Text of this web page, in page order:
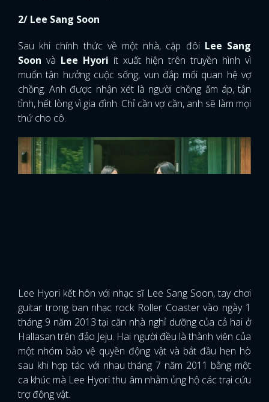
2/ Lee Sang Soon
Sau khi chính thức về một nhà, cặp đôi Lee Sang
Soon và Lee Hyori ít xuất hiện trên truyền hình vì
muốn tận hưởng cuộc sống, vun đắp mối quan hệ vợ
chồng. Anh được nhận xét là người chồng ấm áp, tận
tình, hết lòng vì gia đình. Chỉ cần vợ cần, anh sẽ làm mọi
thứ cho cô.
Lee Hyori kết hôn với nhạc sĩ Lee Sang Soon, tay chơi
guitar trong ban nhạc rock Roller Coaster vào ngày 1
tháng 9 năm 2013 tại căn nhà nghỉ dưỡng của cả hai ở
Hallasan trên đảo Jeju. Hai người đều là thành viên của
một nhóm bảo vệ quyền động vật và bắt đầu hẹn hò
sau khi hợp tác với nhau tháng 7 năm 2011 bằng một
ca khúc mà Lee Hyori thu âm nhằm ủng hộ các trại cứu
trợ động vật.